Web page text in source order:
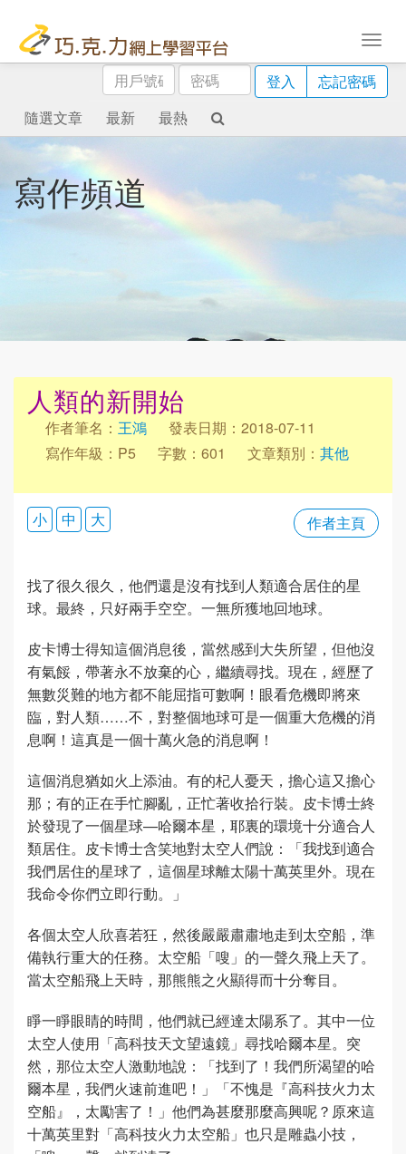
用
戶
號
碼
密
碼
登入
忘記密碼
隨選文章
最新 最熱
寫作頻道
人類的新開始
作者筆名： 王鴻
發表日期：2018-07-11
寫作年級：P5
字數：601 文章類別： 其他
作者主頁
小 中 大
找了很久很久，他們還是沒有找到人類適合居住的星
球。最終，只好兩手空空。一無所獲地回地球。
皮卡博士得知這個消息後，當然感到大失所望，但他沒
有氣餒，帶著永不放棄的心，繼續尋找。現在，經歷了
無數災難的地方都不能屈指可數啊！眼看危機即將來
臨，對人類……不，對整個地球可是一個重大危機的消
息啊！這真是一個十萬火急的消息啊！
這個消息猶如火上添油。有的杞人憂天，擔心這又擔心
那；有的正在手忙腳亂，正忙著收拾行裝。皮卡博士終
於發現了一個星球—哈爾本星，耶裏的環境十分適合人
類居住。皮卡博士含笑地對太空人們說：「我找到適合
我們居住的星球了，這個星球離太陽十萬英里外。現在
我命令你們立即行動。」
各個太空人欣喜若狂，然後嚴嚴肅肅地走到太空船，準
備執行重大的任務。太空船「嗖」的一聲久飛上天了。
當太空船飛上天時，那熊熊之火顯得而十分奪目。
睜一睜眼睛的時間，他們就已經達太陽系了。其中一位
太空人使用「高科技天文望遠鏡」尋找哈爾本星。突
然，那位太空人激動地說：「找到了！我們所渴望的哈
爾本星，我們火速前進吧！」「不愧是『高科技火力太
空船』，太勵害了！」他們為甚麼那麼高興呢？原來這
十萬英里對「高科技火力太空船」也只是雕蟲小技，